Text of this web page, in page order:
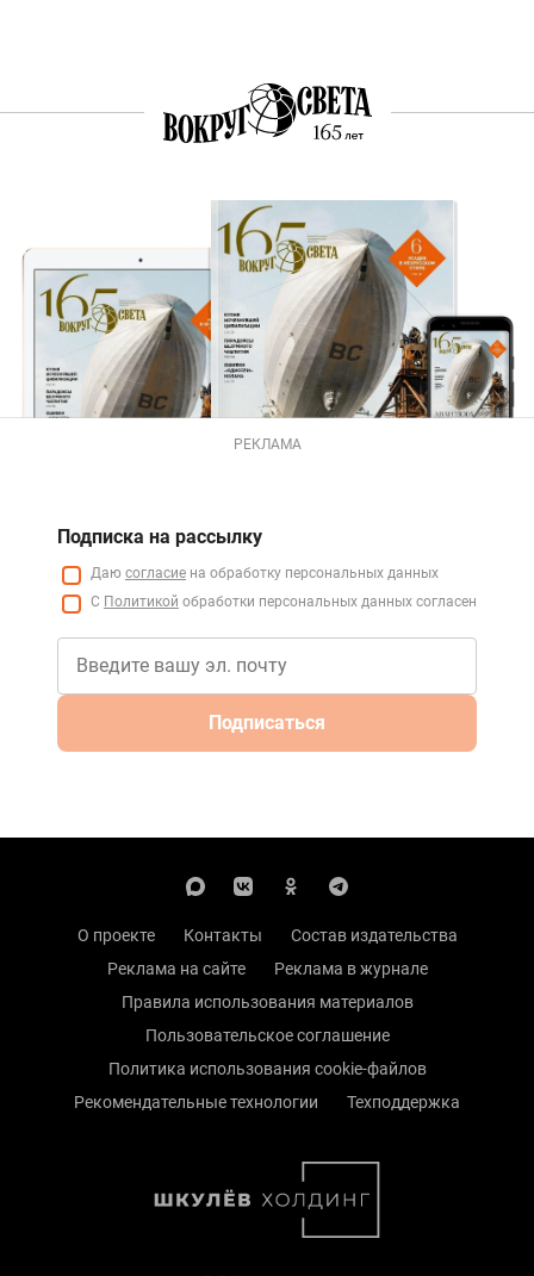
РЕКЛАМА
Подписка на рассылку
Даю согласие на обработку персональных данных
С Политикой обработки персональных данных согласен
Подписаться
О проекте Контакты
Состав издательства
Реклама на сайте
Реклама в журнале
Правила использования материалов
Пользовательское соглашение
Политика использования cookie-файлов
Рекомендательные технологии
Техподдержка